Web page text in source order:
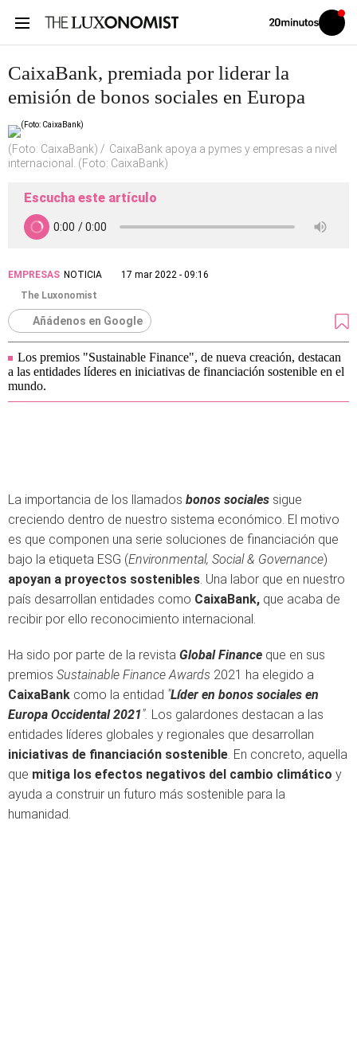
Volver
Iniciar
sesión
CaixaBank, premiada por liderar la
emisión de bonos sociales en Europa
(Foto: CaixaBank)
CaixaBank apoya a pymes y empresas a nivel
internacional. (Foto: CaixaBank)
Escucha este artículo
EMPRESAS NOTICIA
17 mar 2022 - 09:16
The Luxonomist
Añádenos en Google
Los premios "Sustainable Finance", de nueva creación, destacan
a las entidades líderes en iniciativas de financiación sostenible en el
mundo.
La importancia de los llamados bonos sociales sigue
creciendo dentro de nuestro sistema económico. El motivo
es que componen una serie soluciones de financiación que
bajo la etiqueta ESG (Environmental, Social & Governance)
apoyan a proyectos sostenibles. Una labor que en nuestro
país desarrollan entidades como CaixaBank, que acaba de
recibir por ello reconocimiento internacional.
Ha sido por parte de la revista Global Finance que en sus
premios Sustainable Finance Awards 2021 ha elegido a
CaixaBank como la entidad "Líder en bonos sociales en
Europa Occidental 2021". Los galardones destacan a las
entidades líderes globales y regionales que desarrollan
iniciativas de financiación sostenible. En concreto, aquella
que mitiga los efectos negativos del cambio climático y
ayuda a construir un futuro más sostenible para la
humanidad.